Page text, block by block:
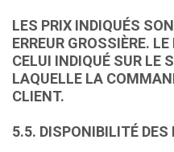
LES PRIX INDIQUÉS
ERREUR GROSSIÈRE.
CELUI INDIQUÉ SUR LE
LAQUELLE LA
CLIENT.
5.5. DISPONIBILITÉ DES